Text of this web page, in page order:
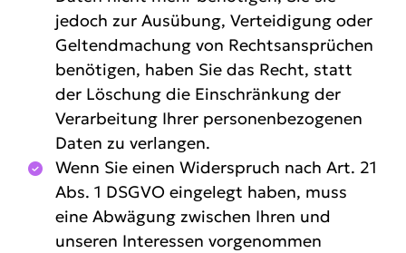
jedoch zur Ausübung, Verteidigung oder
Geltendmachung von Rechtsansprüchen
benötigen, haben Sie das Recht, statt
der Löschung die Einschränkung der
Verarbeitung Ihrer personenbezogenen
Daten zu verlangen.
Wenn Sie einen Widerspruch nach Art. 21
Abs. 1 DSGVO eingelegt haben, muss
eine Abwägung zwischen Ihren und
unseren Interessen vorgenommen